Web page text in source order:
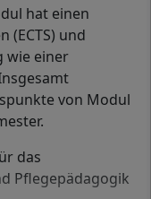
Gesundheits-
werden, wenn Sie
staatlich
Die
mindestens
hat einen
(ECTS) und
wie einer
von Modul
das
Pflegepädagogik